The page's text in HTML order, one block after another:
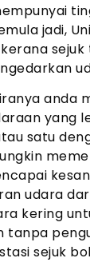
jadi,
anda
yang
satu
udara
kering
tanpa
sejuk